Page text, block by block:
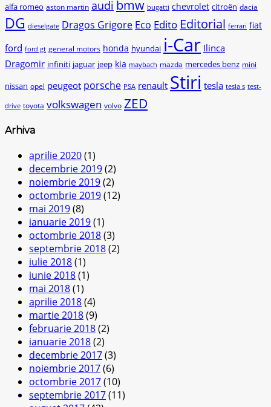
alfa romeo aston martin audi bmw bugatti chevrolet citroën dacia
DG dieselgate Dragos Grigore Eco Edito Editorial ferrari fiat
ford ford gt general motors honda hyundai i-Car Ilinca
Dragomir infiniti jaguar jeep kia maybach mazda mercedes benz mini
nissan opel peugeot porsche PSA renault Stiri tesla tesla s test-
drive toyota volkswagen volvo ZED
Arhiva
aprilie 2020(1)
decembrie 2019(2)
noiembrie 2019(2)
octombrie 2019(12)
mai 2019(8)
ianuarie 2019(1)
octombrie 2018(3)
septembrie 2018(2)
iulie 2018(1)
iunie 2018(1)
mai 2018(1)
aprilie 2018(4)
martie 2018(9)
februarie 2018(2)
ianuarie 2018(2)
decembrie 2017(3)
noiembrie 2017(6)
octombrie 2017(10)
septembrie 2017(11)